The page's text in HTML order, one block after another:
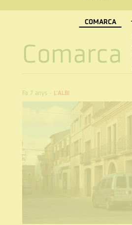
COMARCA
Comarca
Fa 7 anys - L'ALBI